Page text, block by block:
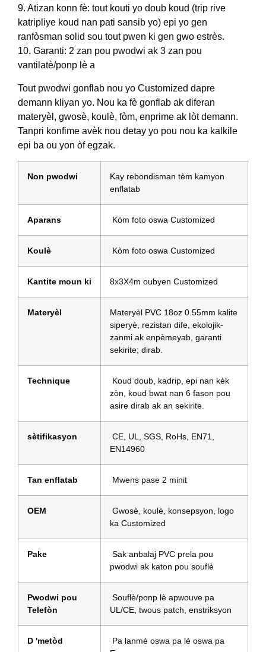
9. Atizan konn fè: tout kouti yo doub koud (trip rive
katripliye koud nan pati sansib yo) epi yo gen
ranfòsman solid sou tout pwen ki gen gwo estrès.
10. Garanti: 2 zan pou pwodwi ak 3 zan pou
vantilatè/ponp lè a
Tout pwodwi gonflab nou yo Customized dapre
demann kliyan yo. Nou ka fè gonflab ak diferan
materyèl, gwosè, koulè, fòm, enprime ak lòt demann.
Tanpri konfime avèk nou detay yo pou nou ka kalkile
epi ba ou yon òf egzak.
Non pwodwi
Kay rebondisman tèm kamyon
enflatab
Aparans Kòm foto oswa Customized
Koulè Kòm foto oswa Customized
Kantite moun ki 8x3X4m oubyen Customized
Materyèl
Materyèl PVC 18oz 0.55mm kalite
siperyè, rezistan dife, ekolojik-
zanmi ak enpèmeyab, garanti
sekirite; dirab.
Technique
Koud doub, kadrip, epi nan kèk
zòn, koud bwat nan 6 fason pou
asire dirab ak an sekirite.
sètifikasyon
CE, UL, SGS, RoHs, EN71,
EN14960
Tan enflatab Mwens pase 2 minit
OEM
Gwosè, koulè, konsepsyon, logo
ka Customized
Pake
Sak anbalaj PVC prela pou
pwodwi ak katon pou souflè
Pwodwi pou
Telefòn
Souflè/ponp lè apwouve pa
UL/CE, twous patch, enstriksyon
D 'metòd
Pa lanmè oswa pa lè oswa pa